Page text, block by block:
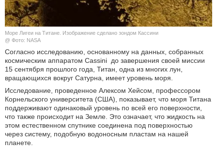
ШОУ-БИЗНЕС
АВТО И МОТО
ЭГОИЗМ
БЛОГ
Море Лигеи на Титане. Изображение сделано зондом Кассини
@ Фото: NASA
Согласно исследованию, основанному на данных, собранных
космическим аппаратом Cassini до завершения своей миссии
15 сентября прошлого года, Титан, одна из многих лун,
вращающихся вокруг Сатурна, имеет уровень моря.
Исследование, проведенное Алексом Хейсом, профессором
Корнельского университета (США), показывает, что моря Титана
поддерживают одинаковый уровень по всей его поверхности,
что также происходит на Земле. Это означает, что жидкость на
этом естественном спутнике соединена под поверхностью
через систему, подобную водоносным пластам на нашей
планете.